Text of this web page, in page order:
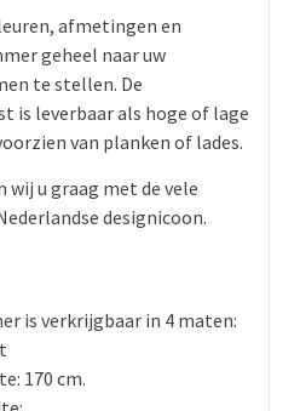
afmetingen en
geheel naar uw
te stellen. De
is leverbaar als hoge of lage
van planken of lades.
wij u graag met de vele
designicoon.
is verkrijgbaar in 4 maten:
170 cm.